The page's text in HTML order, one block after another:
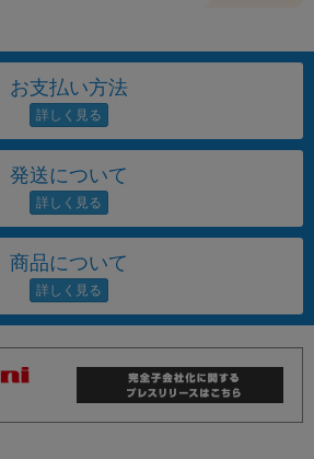
お支払い方法
発送について
商品について